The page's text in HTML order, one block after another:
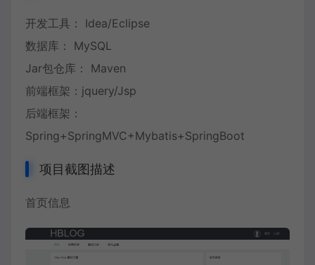
开发工具： Idea/Eclipse
数据库： MySQL
Jar包仓库： Maven
前端框架：jquery/Jsp
后端框架：
Spring+SpringMVC+Mybatis+SpringBoot
项目截图描述
首页信息